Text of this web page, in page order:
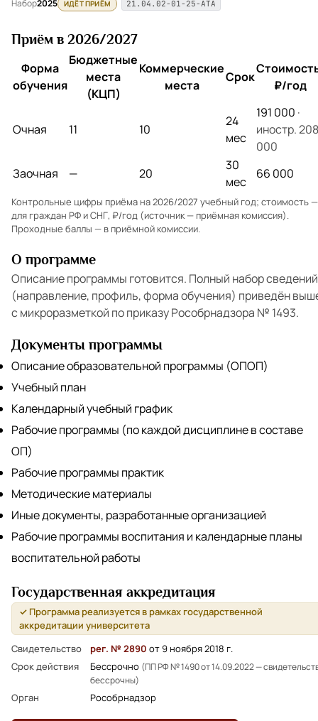
Набор2025 ИДЁТ ПРИЁМ 21.04.02-01-25-АТА
Приём в 2026/2027
Форма
обучения
Бюджетные
места
(КЦП)
Коммерческие
места
Срок
₽/год
Очная 11 10
24
мес
191 000 ·
иностр. 208
000
Заочная
— 20
30
мес
66 000
Контрольные цифры приёма на 2026/2027 учебный год; стоимость —
для граждан РФ и СНГ, ₽/год (источник — приёмная комиссия).
Проходные баллы — в приёмной комиссии.
О программе
Описание программы готовится. Полный набор сведений
(направление, профиль, форма обучения) приведён
с микроразметкой по приказу Рособрнадзора № 1493.
Документы программы
Описание образовательной программы (ОПОП)
Учебный план
Календарный учебный график
Рабочие программы (по каждой дисциплине в составе
ОП)
Рабочие программы практик
Методические материалы
Иные документы, разработанные организацией
Рабочие программы воспитания и календарные планы
воспитательной работы
Государственная аккредитация
✓ Программа реализуется в рамках государственной
аккредитации университета
Свидетельство
рег. № 2890 от 9 ноября 2018 г.
Срок действия
Бессрочно (ПП РФ № 1490 от 14.09.2022 —
бессрочны)
Орган Рособрнадзор